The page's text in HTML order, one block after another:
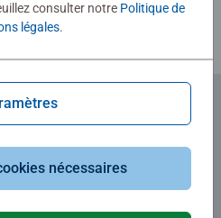
newsletter
consulter notre Politique de
légales.
nécessaires